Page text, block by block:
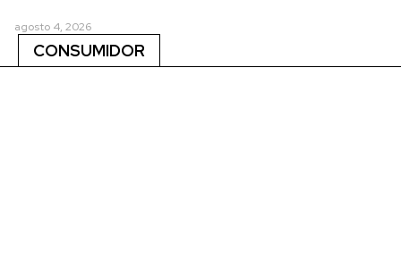
agosto 4, 2026
CONSUMIDOR